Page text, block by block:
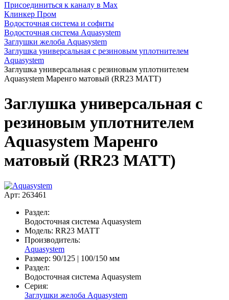
Присоединиться к каналу в Max
Клинкер Пром
Водосточная система и софиты
Водосточная система Aquasystem
Заглушки желоба Aquasystem
Заглушка универсальная с резиновым уплотнителем
Aquasystem
Заглушка универсальная с резиновым уплотнителем
Aquasystem Маренго матовый (RR23 МАТТ)
Заглушка универсальная с
резиновым уплотнителем
Aquasystem Маренго
матовый (RR23 МАТТ)
Арт: 263461
Раздел:
Водосточная система Aquasystem
Модель: RR23 МАТТ
Производитель:
Aquasystem
Размер: 90/125 | 100/150 мм
Раздел:
Водосточная система Aquasystem
Серия:
Заглушки желоба Aquasystem